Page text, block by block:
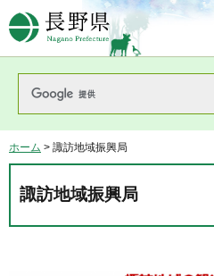
長野県Nagano
ホーム > 諏訪地域振興局
諏訪地域振興局